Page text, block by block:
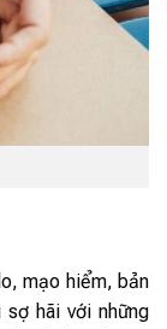
mạo hiểm, bản
hãi với những